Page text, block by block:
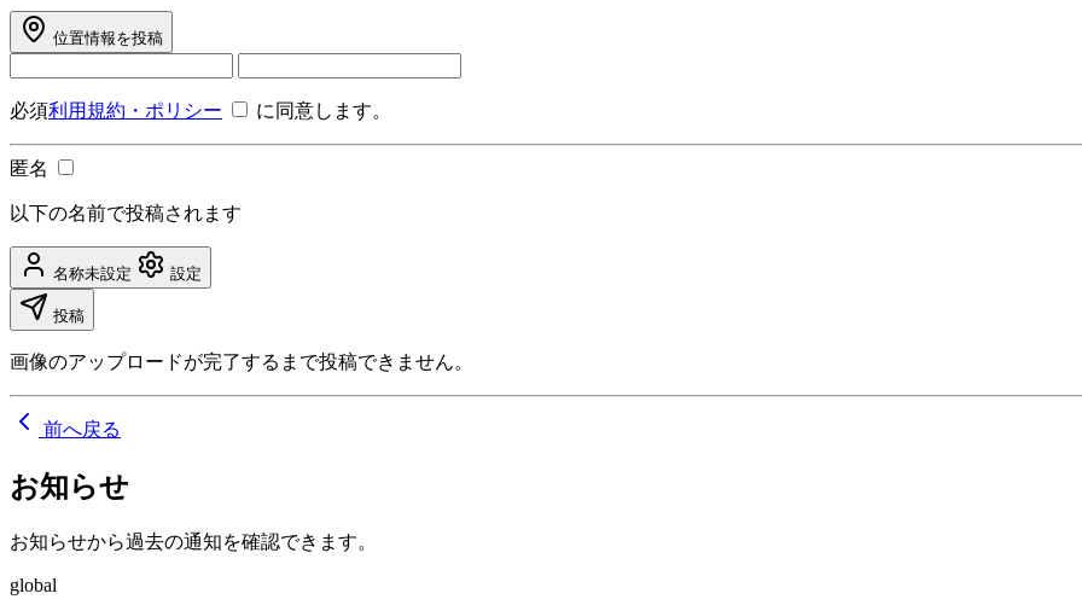
位置情報を投稿
必須利用規約・ポリシー に同意します。
匿名
以下の名前で投稿されます
名称未設定 設定
投稿
画像のアップロードが完了するまで投稿できません。
前へ戻る
お知らせ
お知らせから過去の通知を確認できます。
global